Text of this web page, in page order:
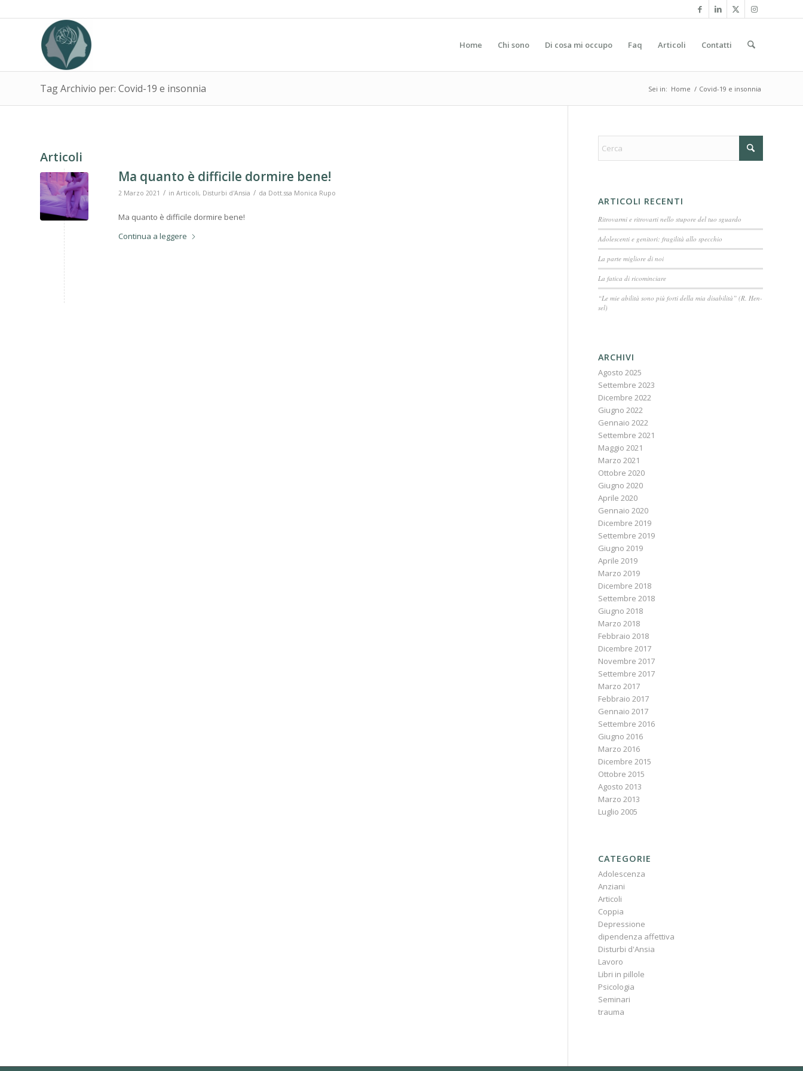
Home Chi sono Di cosa mi occupo Faq Articoli Contatti
Tag Archivio per: Covid-19 e insonnia Sei in: Home / Covid-19 e insonnia
Articoli
Ma quanto è difficile dormire bene!
2 Marzo 2021 / in Articoli, Disturbi d'Ansia / da Dott.ssa Monica Rupo
Ma quanto è difficile dormire bene!
Continua a leggere
ARTICOLI RECENTI
Ritrovarmi e ritrovarti nello stupore del tuo sguardo
Adolescenti e genitori: fragilità allo specchio
La parte migliore di noi
La fatica di ricominciare
“Le mie abilità sono più forti della mia disabilità” (R. Hen-
sel)
ARCHIVI
Agosto 2025
Settembre 2023
Dicembre 2022
Giugno 2022
Gennaio 2022
Settembre 2021
Maggio 2021
Marzo 2021
Ottobre 2020
Giugno 2020
Aprile 2020
Gennaio 2020
Dicembre 2019
Settembre 2019
Giugno 2019
Aprile 2019
Marzo 2019
Dicembre 2018
Settembre 2018
Giugno 2018
Marzo 2018
Febbraio 2018
Dicembre 2017
Novembre 2017
Settembre 2017
Marzo 2017
Febbraio 2017
Gennaio 2017
Settembre 2016
Giugno 2016
Marzo 2016
Dicembre 2015
Ottobre 2015
Agosto 2013
Marzo 2013
Luglio 2005
CATEGORIE
Adolescenza
Anziani
Articoli
Coppia
Depressione
dipendenza affettiva
Disturbi d'Ansia
Lavoro
Libri in pillole
Psicologia
Seminari
trauma